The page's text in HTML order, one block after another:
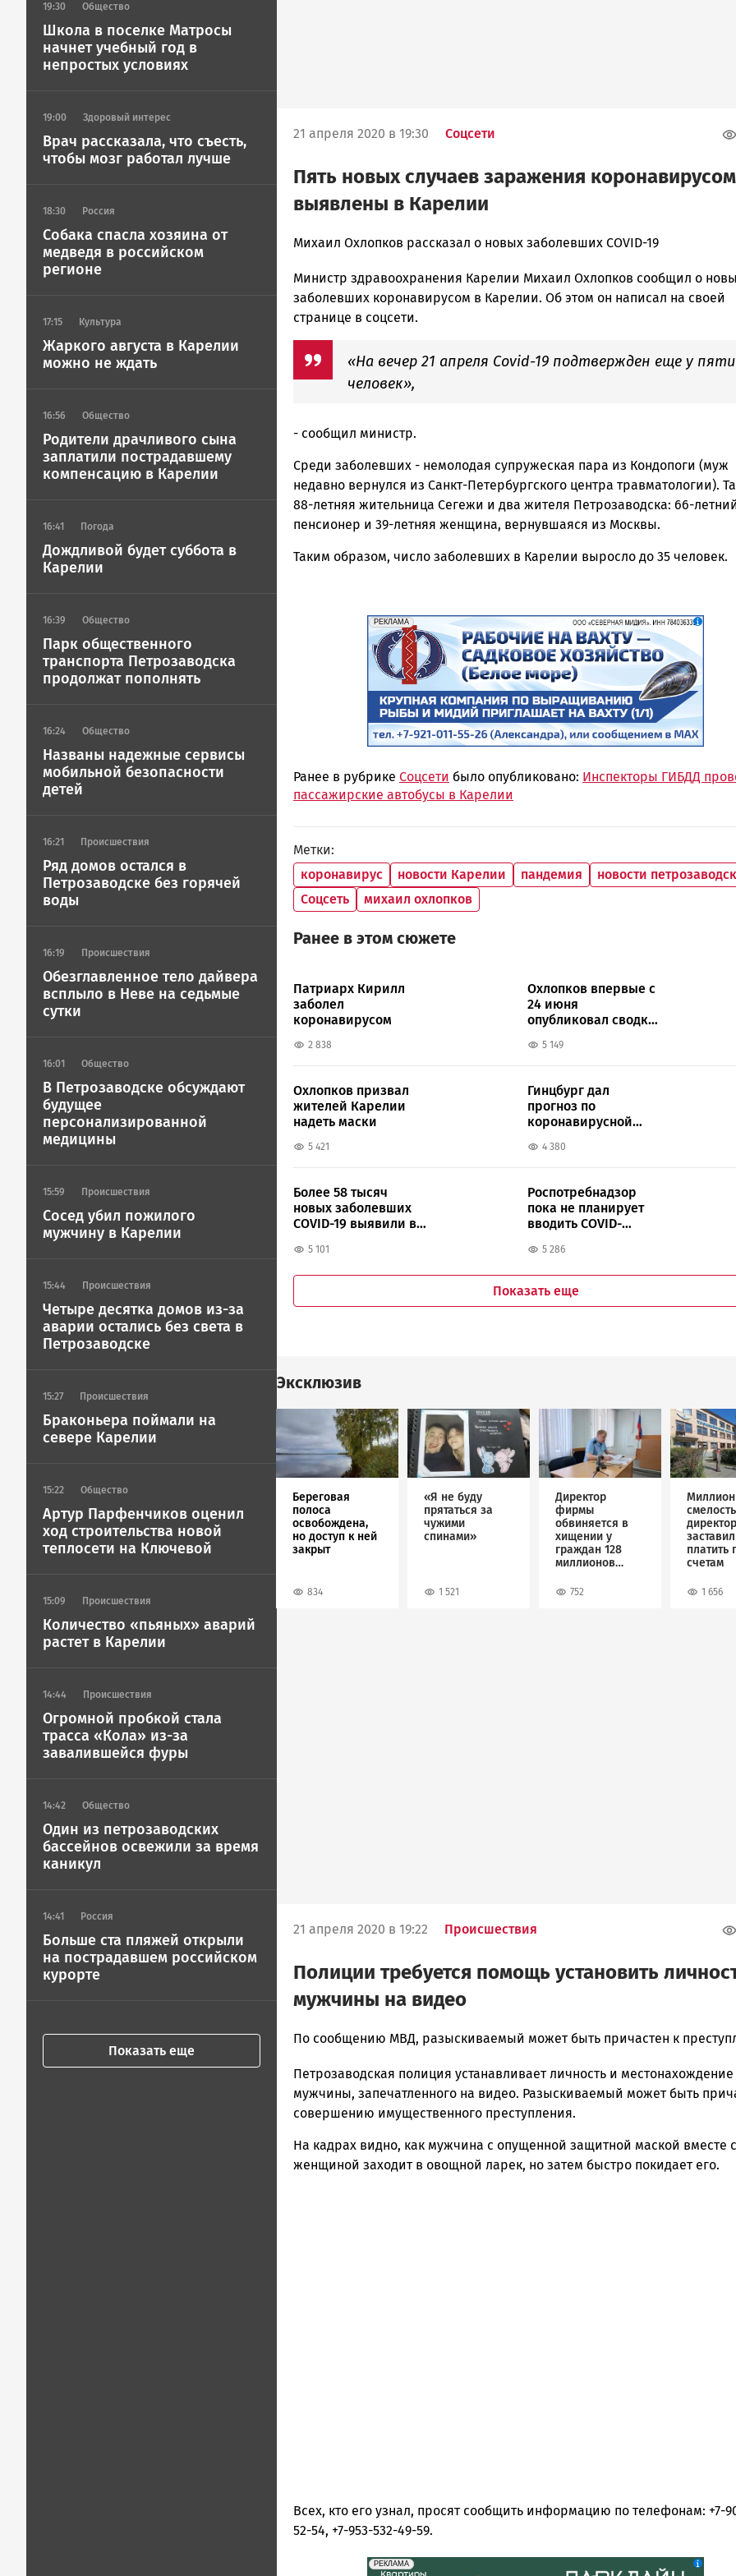
19:30 Общество
Школа в поселке Матросы
начнет учебный год в
непростых условиях
19:00 Здоровый интерес
Врач рассказала, что съесть,
чтобы мозг работал лучше
18:30 Россия
Собака спасла хозяина от
медведя в российском
регионе
17:15 Культура
Жаркого августа в Карелии
можно не ждать
16:56 Общество
Родители драчливого сына
заплатили пострадавшему
компенсацию в Карелии
16:41 Погода
Дождливой будет суббота в
Карелии
16:39 Общество
Парк общественного
транспорта Петрозаводска
продолжат пополнять
16:24 Общество
Названы надежные сервисы
мобильной безопасности
детей
16:21 Происшествия
Ряд домов остался в
Петрозаводске без горячей
воды
16:19 Происшествия
Обезглавленное тело дайвера
всплыло в Неве на седьмые
сутки
16:01 Общество
В Петрозаводске обсуждают
будущее
персонализированной
медицины
15:59 Происшествия
Сосед убил пожилого
мужчину в Карелии
15:44 Происшествия
Четыре десятка домов из-за
аварии остались без света в
Петрозаводске
15:27 Происшествия
Браконьера поймали на
севере Карелии
15:22 Общество
Артур Парфенчиков оценил
ход строительства новой
теплосети на Ключевой
15:09 Происшествия
Количество «пьяных» аварий
растет в Карелии
14:44 Происшествия
Огромной пробкой стала
трасса «Кола» из-за
завалившейся фуры
14:42 Общество
Один из петрозаводских
бассейнов освежили за время
каникул
14:41 Россия
Больше ста пляжей открыли
на пострадавшем российском
курорте
Показать еще
21 апреля 2020 в 19:30 Соцсети
Пять новых случаев заражения коронавирусом
выявлены в Карелии
Корректор
Петрозаводска
и
Карелии
Петрозаводск
ГОВОРИТ
Михаил Охлопков рассказал о новых заболевших COVID-19
Министр здравоохранения Карелии Михаил Охлопков сообщил о
заболевших коронавирусом в Карелии. Об этом он написал на своей
странице в соцсети.
«На вечер 21 апреля Covid-19 подтвержден еще у пяти
человек»,
- сообщил министр.
Среди заболевших - немолодая супружеская пара из Кондопоги (муж
недавно вернулся из Санкт-Петербургского центра травматологии).
88-летняя жительница Сегежи и два жителя Петрозаводска: 66-летний
пенсионер и 39-летняя женщина, вернувшаяся из Москвы.
Таким образом, число заболевших в Карелии выросло до 35 человек.
erid: 2SDnjf467GP
РЕКЛАМА
Реклама
Ранее в рубрике Соцсети было опубликовано: Инспекторы ГИБДД
пассажирские автобусы в Карелии
Метки
коронавирус
новости Карелии пандемия
новости
Соцсеть
михаил охлопков
Ранее в этом сюжете
Патриарх Кирилл
заболел
коронавирусом
2 838
Охлопков впервые с
24 июня
опубликовал сводку
5 149
Охлопков призвал
жителей Карелии
надеть маски
5 421
Гинцбург дал
прогноз по
коронавирусной
4 380
Более 58 тысяч
новых заболевших
COVID-19 выявили в
5 101
Роспотребнадзор
пока не планирует
вводить COVID-
Карелии
5 286
Показать еще
Эксклюзив
Береговая
полоса
освобождена,
но доступ к ней
закрыт
834
Image
«Я не буду
прятаться за
чужими
спинами»
1 521
Директор
фирмы
обвиняется в
хищении у
граждан 128
миллионов
752
Image
платить
счетам
1 656
21 апреля 2020 в 19:22 Происшествия
Полиции требуется помощь установить
мужчины на видео
Ольга
Новости
Петрозаводска
и
|
Петрозаводск
По сообщению МВД, разыскиваемый может быть причастен к
Петрозаводская полиция устанавливает личность и местонахождение
мужчины, запечатленного на видео. Разыскиваемый может быть
совершению имущественного преступления.
На кадрах видно, как мужчина с опущенной защитной маской вместе с
женщиной заходит в овощной ларек, но затем быстро покидает его.
Всех, кто его узнал, просят сообщить информацию по телефонам: +7-
52-54, +7-953-532-49-59.
erid: 2SDnjdeSPnB
РЕКЛАМА
Реклама